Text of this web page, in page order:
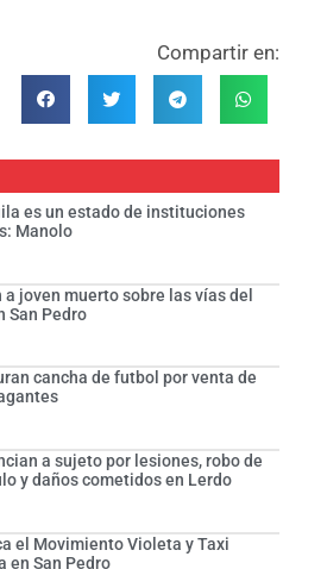
Compartir en:
es un estado de instituciones
Manolo
a joven muerto sobre las vías del
San Pedro
cancha de futbol por venta de
a sujeto por lesiones, robo de
y daños cometidos en Lerdo
el Movimiento Violeta y Taxi
en San Pedro